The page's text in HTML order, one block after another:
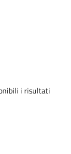
i risultati